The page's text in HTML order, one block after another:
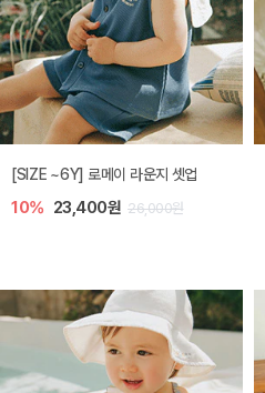
엘리오 아기 블라우스
20% 21,600원 27,000원